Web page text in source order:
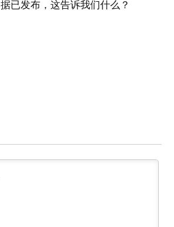
据已发布，这告诉我们什么？